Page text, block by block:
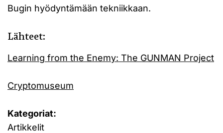
Bugin hyödyntämään tekniikkaan.
Lähteet:
Learning from the Enemy: The GUNMAN Project
Cryptomuseum
Kategoriat:
Artikkelit